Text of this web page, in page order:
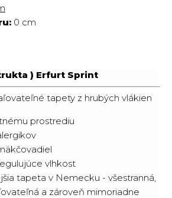
0 cm
) Erfurt Sprint
tapety z hrubých vlákien
prostrediu
vlhkost
tapeta v Nemecku - všestranná,
a zároveň mimoriadne